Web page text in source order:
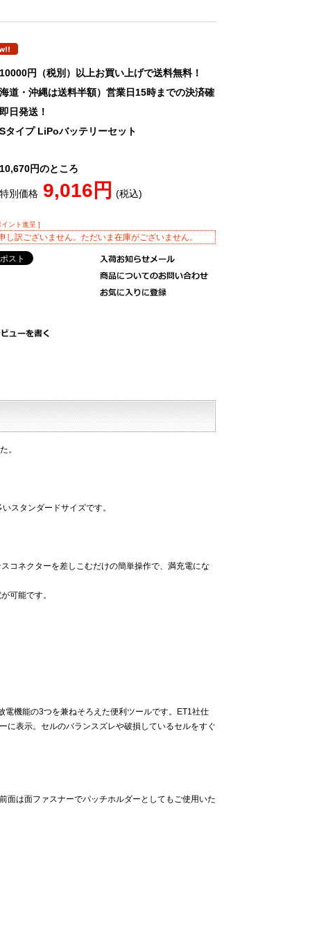
円（税別）以上お買い上げで送料無料！
海道・沖縄は送料半額）営業日15時までの決済確
日発送！
タイプ LiPoバッテリーセット
円のところ
別価格 9,016円 (税込)
ント進呈 ]
し訳ございません。ただいま在庫がございません。
。
スタンダードサイズです。
コネクターを差しこむだけの簡単操作で、満充電にな
可能です。
機能の3つを兼ねそろえた便利ツールです。ET1社仕
に表示。セルのバランスズレや破損しているセルをすぐ
面は面ファスナーでパッチホルダーとしてもご使用いた